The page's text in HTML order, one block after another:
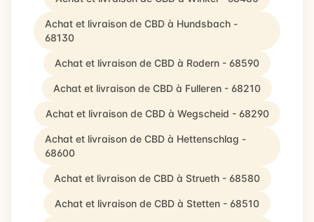
Achat et livraison de CBD à Hundsbach -
68130
Achat et livraison de CBD à Rodern - 68590
Achat et livraison de CBD à Fulleren - 68210
Achat et livraison de CBD à Wegscheid - 68290
Achat et livraison de CBD à Hettenschlag -
68600
Achat et livraison de CBD à Strueth - 68580
Achat et livraison de CBD à Stetten - 68510